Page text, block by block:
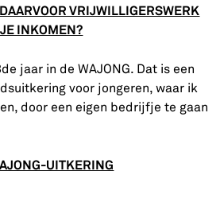
VRIJWILLIGERSWERK
INKOMEN?
jaar in de WAJONG. Dat is een
voor jongeren, waar ik
door een eigen bedrijfje te gaan
UITKERING